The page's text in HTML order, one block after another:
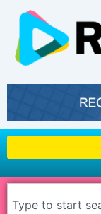
contenu